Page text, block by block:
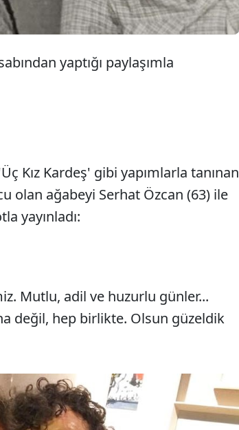
yaptığı paylaşımla
Kız Kardeş' gibi yapımlarla tanınan
olan ağabeyi Serhat Özcan (63) ile
yayınladı:
Mutlu, adil ve huzurlu günler...
değil, hep birlikte. Olsun güzeldik